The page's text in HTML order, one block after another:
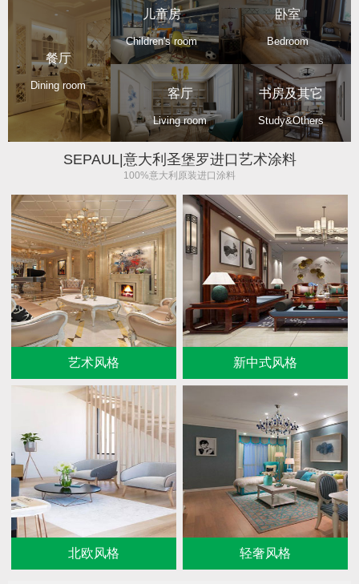
餐厅
Dining room
儿童房
Children's room
卧室
Bedroom
客厅
Living room
书房及其它
Study&Others
SEPAUL|意大利圣堡罗进口艺术涂料
100%意大利原装进口涂料
艺术风格 新中式风格
北欧风格 轻奢风格